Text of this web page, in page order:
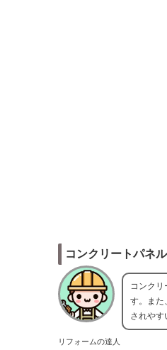
コンクリートパネ
リフォームの達人
コンクリ
す。また
されやす